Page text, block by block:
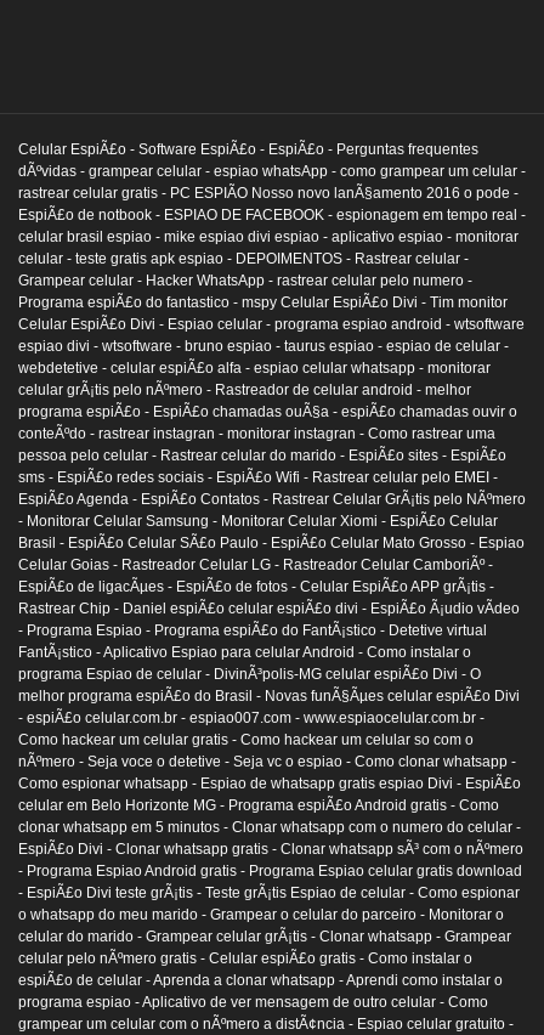
Celular EspiÃ£o - Software EspiÃ£o - EspiÃ£o - Perguntas frequentes
dÃºvidas - grampear celular - espiao whatsApp - como grampear um celular -
rastrear celular gratis - PC ESPIÃO Nosso novo lanÃ§amento 2016 o pode -
EspiÃ£o de notbook - ESPIAO DE FACEBOOK - espionagem em tempo real -
celular brasil espiao - mike espiao divi espiao - aplicativo espiao - monitorar
celular - teste gratis apk espiao - DEPOIMENTOS - Rastrear celular -
Grampear celular - Hacker WhatsApp - rastrear celular pelo numero -
Programa espiÃ£o do fantastico - mspy Celular EspiÃ£o Divi - Tim monitor
Celular EspiÃ£o Divi - Espiao celular - programa espiao android - wtsoftware
espiao divi - wtsoftware - bruno espiao - taurus espiao - espiao de celular -
webdetetive - celular espiÃ£o alfa - espiao celular whatsapp - monitorar
celular grÃ¡tis pelo nÃºmero - Rastreador de celular android - melhor
programa espiÃ£o - EspiÃ£o chamadas ouÃ§a - espiÃ£o chamadas ouvir o
conteÃºdo - rastrear instagran - monitorar instagran - Como rastrear uma
pessoa pelo celular - Rastrear celular do marido - EspiÃ£o sites - EspiÃ£o
sms - EspiÃ£o redes sociais - EspiÃ£o Wifi - Rastrear celular pelo EMEI -
EspiÃ£o Agenda - EspiÃ£o Contatos - Rastrear Celular GrÃ¡tis pelo NÃºmero
- Monitorar Celular Samsung - Monitorar Celular Xiomi - EspiÃ£o Celular
Brasil - EspiÃ£o Celular SÃ£o Paulo - EspiÃ£o Celular Mato Grosso - Espiao
Celular Goias - Rastreador Celular LG - Rastreador Celular CamboriÃº -
EspiÃ£o de ligacÃµes - EspiÃ£o de fotos - Celular EspiÃ£o APP grÃ¡tis -
Rastrear Chip - Daniel espiÃ£o celular espiÃ£o divi - EspiÃ£o Ã¡udio vÃ­deo
- Programa Espiao - Programa espiÃ£o do FantÃ¡stico - Detetive virtual
FantÃ¡stico -Aplicativo Espiao para celular Android - Como instalar o
programa Espiao de celular - DivinÃ³polis-MG celular espiÃ£o Divi - O
melhor programa espiÃ£o do Brasil - Novas funÃ§Ãµes celular espiÃ£o Divi
- espiÃ£o celular.com.br - espiao007.com - www.espiaocelular.com.br -
Como hackear um celular gratis - Como hackear um celular so com o
nÃºmero - Seja voce o detetive - Seja vc o espiao - Como clonar whatsapp -
Como espionar whatsapp - Espiao de whatsapp gratis espiao Divi - EspiÃ£o
celular em Belo Horizonte MG - Programa espiÃ£o Android gratis - Como
clonar whatsapp em 5 minutos - Clonar whatsapp com o numero do celular -
EspiÃ£o Divi - Clonar whatsapp gratis - Clonar whatsapp sÃ³ com o nÃºmero
- Programa Espiao Android gratis - Programa Espiao celular gratis download
- EspiÃ£o Divi teste grÃ¡tis - Teste grÃ¡tis Espiao de celular - Como espionar
o whatsapp do meu marido - Grampear o celular do parceiro - Monitorar o
celular do marido - Grampear celular grÃ¡tis - Clonar whatsapp - Grampear
celular pelo nÃºmero gratis - Celular espiÃ£o gratis - Como instalar o
espiÃ£o de celular -Aprenda a clonar whatsapp -Aprendi como instalar o
programa espiao -Aplicativo de ver mensagem de outro celular - Como
grampear um celular com o nÃºmero a distÃ¢ncia - Espiao celular gratuito -